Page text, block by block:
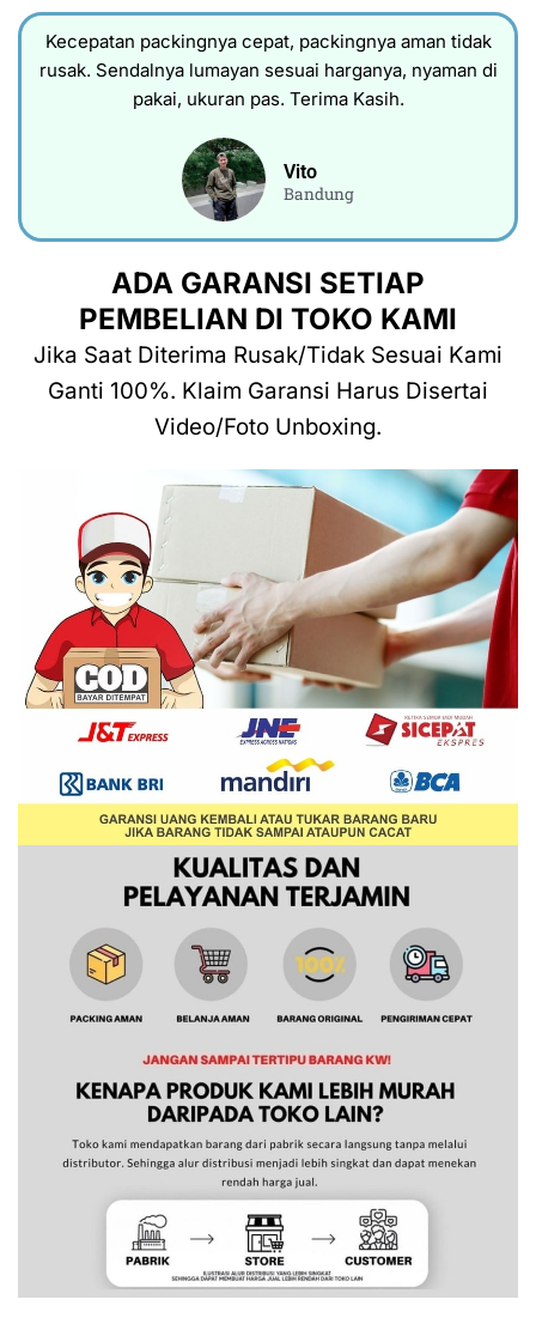
Kecepatan packingnya cepat, packingnya aman tidak
rusak. Sendalnya lumayan sesuai harganya, nyaman di
pakai, ukuran pas. Terima Kasih.
Vito
Bandung
ADA GARANSI SETIAP
PEMBELIAN DI TOKO KAMI
Jika Saat Diterima Rusak/Tidak Sesuai Kami
Ganti 100%. Klaim Garansi Harus Disertai
Video/Foto Unboxing.